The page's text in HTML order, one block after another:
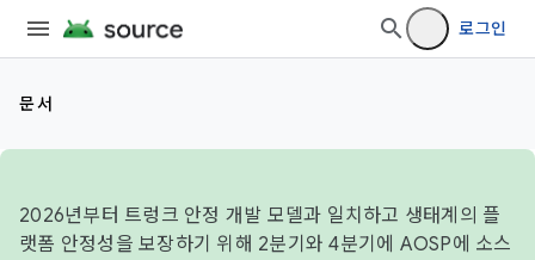
로그인
문서
2026년부터 트렁크 안정 개발 모델과 일치하고 생태계의 플
랫폼 안정성을 보장하기 위해 2분기와 4분기에 AOSP에 소스